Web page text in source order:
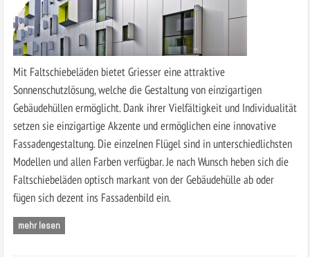
Mit Faltschiebeläden bietet Griesser eine attraktive
Sonnenschutzlösung, welche die Gestaltung von einzigartigen
Gebäudehüllen ermöglicht. Dank ihrer Vielfältigkeit und Individualität
setzen sie einzigartige Akzente und ermöglichen eine innovative
Fassadengestaltung. Die einzelnen Flügel sind in unterschiedlichsten
Modellen und allen Farben verfügbar. Je nach Wunsch heben sich die
Faltschiebeläden optisch markant von der Gebäudehülle ab oder
fügen sich dezent ins Fassadenbild ein.
mehr lesen